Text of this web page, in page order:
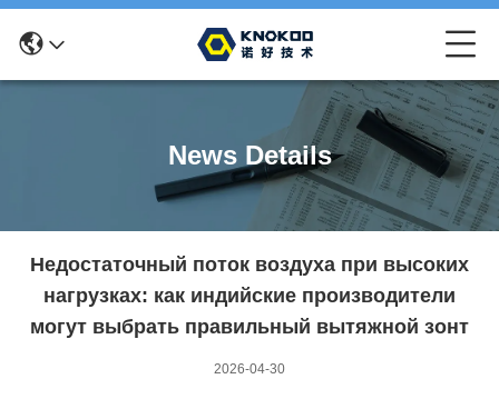
News Details
Недостаточный поток воздуха при высоких
нагрузках: как индийские производители
могут выбрать правильный вытяжной зонт
2026-04-30